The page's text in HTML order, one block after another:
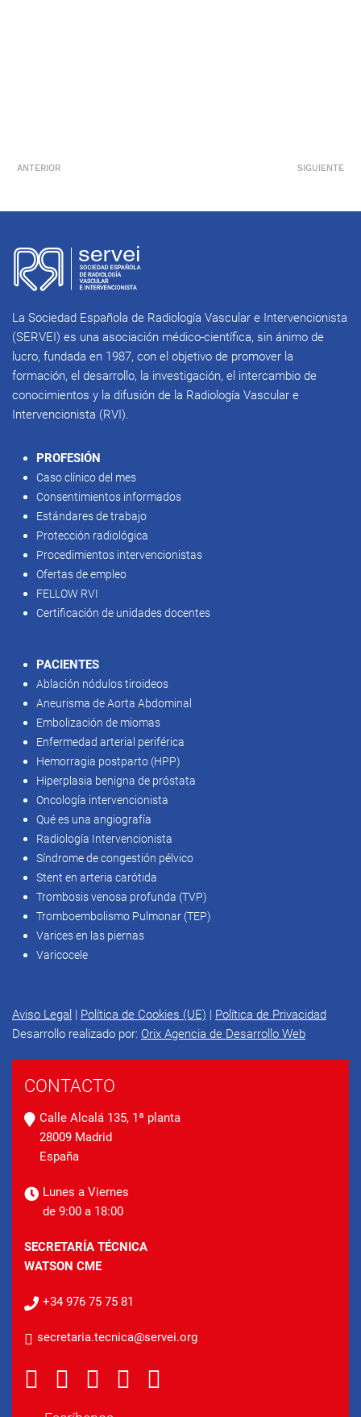
ANTERIOR SIGUIENTE
La Sociedad Española de Radiología Vascular e Intervencionista
(SERVEI) es una asociación médico-científica, sin ánimo de
lucro, fundada en 1987, con el objetivo de promover la
formación, el desarrollo, la investigación, el intercambio de
conocimientos y la difusión de la Radiología Vascular e
Intervencionista (RVI).
PROFESIÓN
Caso clínico del mes
Consentimientos informados
Estándares de trabajo
Protección radiológica
Procedimientos intervencionistas
Ofertas de empleo
FELLOW RVI
Certificación de unidades docentes
PACIENTES
Ablación nódulos tiroideos
Aneurisma de Aorta Abdominal
Embolización de miomas
Enfermedad arterial periférica
Hemorragia postparto (HPP)
Hiperplasia benigna de próstata
Oncología intervencionista
Qué es una angiografía
Radiología Intervencionista
Síndrome de congestión pélvico
Stent en arteria carótida
Trombosis venosa profunda (TVP)
Tromboembolismo Pulmonar (TEP)
Varices en las piernas
Varicocele
Aviso Legal | Política de Cookies (UE) | Política de Privacidad
Desarrollo realizado por: Orix Agencia de Desarrollo Web
CONTACTO
Calle Alcalá 135, 1ª planta
28009 Madrid
España
Lunes a Viernes
de 9:00 a 18:00
SECRETARÍA TÉCNICA
WATSON CME
+34 976 75 75 81
secretaria.tecnica@servei.org